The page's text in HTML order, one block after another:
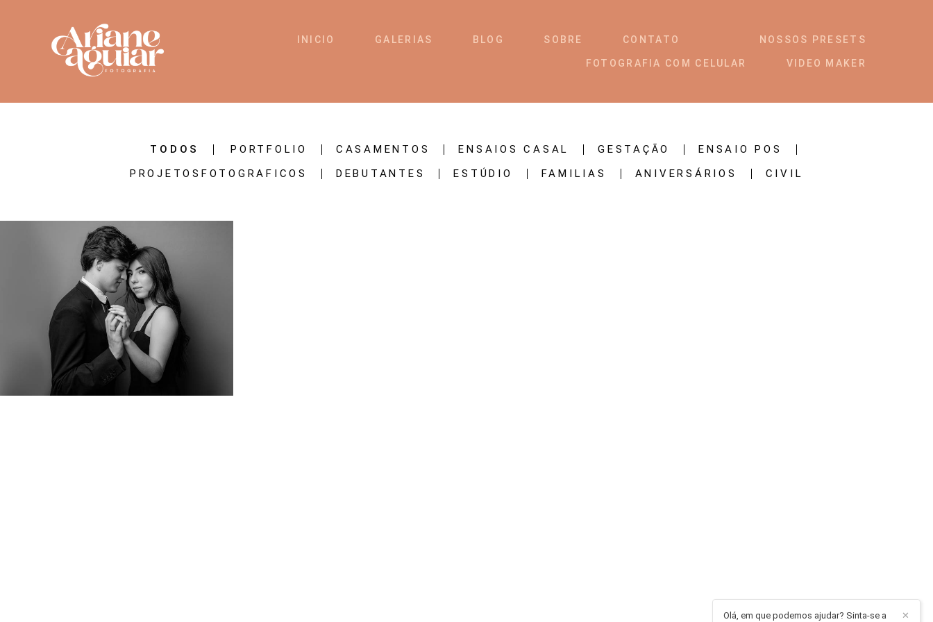
INICIO GALERIAS BLOG SOBRE CONTATO NOSSOS PRESETS
FOTOGRAFIA COM CELULAR VIDEO MAKER
TODOS PORTFOLIO CASAMENTOS ENSAIOS CASAL GESTAÇÃO
ENSAIO POS
PROJETOSFOTOGRAFICOS
DEBUTANTES ESTÚDIO FAMILIAS ANIVERSÁRIOS CIVIL
775 30
✕
Olá, em que podemos ajudar? Sinta-se a